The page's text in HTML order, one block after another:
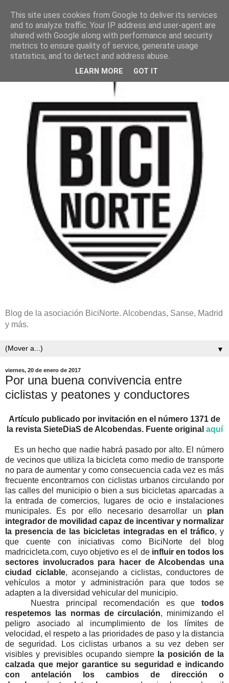
Blog de la asociación BiciNorte. Alcobendas, Sanse, Madrid
y más.
▼
viernes, 20 de enero de 2017
Por una buena convivencia entre
ciclistas y peatones y conductores
Artículo publicado por invitación en el número 1371 de
la revista SieteDiaS de Alcobendas. Fuente original aquí
Es un hecho que nadie habrá pasado por alto. El número
de vecinos que utiliza la bicicleta como medio de transporte
no para de aumentar y como consecuencia cada vez es más
frecuente encontrarnos con ciclistas urbanos circulando por
las calles del municipio o bien a sus bicicletas aparcadas a
la entrada de comercios, lugares de ocio e instalaciones
municipales. Es por ello necesario desarrollar un plan
integrador de movilidad capaz de incentivar y normalizar
la presencia de las bicicletas integradas en el tráfico, y
que cuente con iniciativas como BiciNorte del blog
madricicleta.com, cuyo objetivo es el de influir en todos los
sectores involucrados para hacer de Alcobendas una
ciudad
ciclable, aconsejando a ciclistas, conductores de
vehículos
a motor
y administración para que todos se
adapten a la diversidad vehicular del municipio.
Nuestra
principal recomendación es que
todos
respetemos
las normas de circulación, minimizando el
peligro
asociado al incumplimiento de los límites
de
velocidad, el respeto a las prioridades de paso y la distancia
de seguridad. Los ciclistas urbanos a su vez deben ser
visibles y previsibles ocupando siempre la posición de la
calzada que mejor garantice su seguridad e indicando
con antelación los cambios de dirección o
This site uses cookies from Google to deliver its services
and to analyze traffic. Your IP address and user-agent are
shared with Google along with performance and security
metrics to ensure quality of service, generate usage
statistics, and to detect and address abuse.
LEARN MORE GOT IT